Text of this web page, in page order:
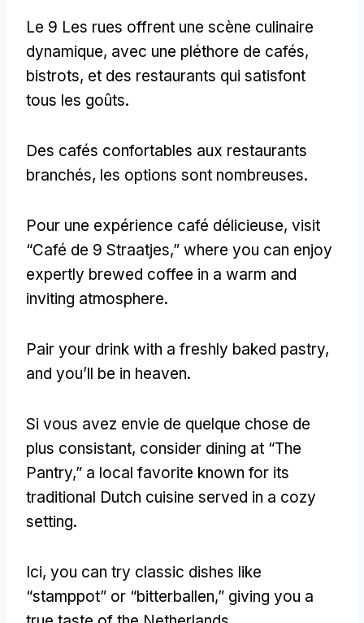
Le 9 Les rues offrent une scène culinaire
dynamique, avec une pléthore de cafés,
bistrots, et des restaurants qui satisfont
tous les goûts.
Des cafés confortables aux restaurants
branchés, les options sont nombreuses.
Pour une expérience café délicieuse, visit
“Café de 9 Straatjes,” where you can enjoy
expertly brewed coffee in a warm and
inviting atmosphere.
Pair your drink with a freshly baked pastry,
and you’ll be in heaven.
Si vous avez envie de quelque chose de
plus consistant, consider dining at “The
Pantry,” a local favorite known for its
traditional Dutch cuisine served in a cozy
setting.
Ici, you can try classic dishes like
“stamppot” or “bitterballen,” giving you a